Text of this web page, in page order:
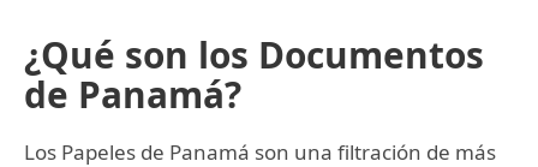
¿Qué son los Documentos
de Panamá?
Los Papeles de Panamá son una filtración de más